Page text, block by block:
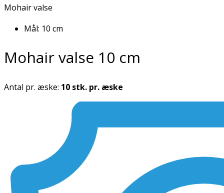
Mohair valse
Mål: 10 cm
Mohair valse 10 cm
Antal pr. æske: 10 stk. pr. æske